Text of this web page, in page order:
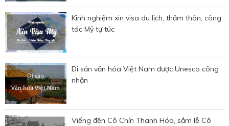
Kinh nghiệm xin visa du lịch, thăm thân, công
tác Mỹ tự túc
Di sản văn hóa Việt Nam được Unesco công
nhận
Viếng đền Cô Chín Thanh Hóa, sắm lễ Cô